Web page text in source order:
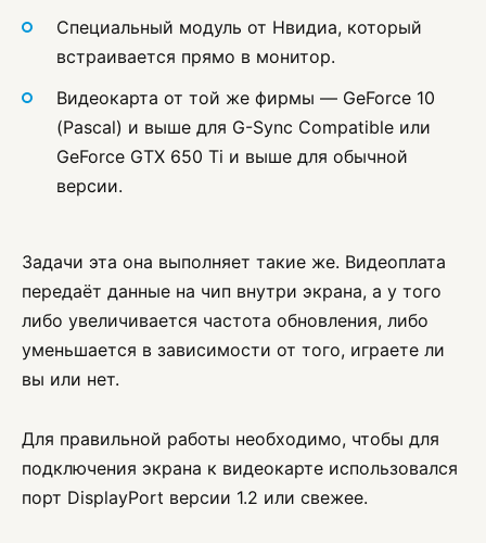
Специальный модуль от Нвидиа, который
встраивается прямо в монитор.
Видеокарта от той же фирмы — GeForce 10
(Pascal) и выше для G-Sync Compatible или
GeForce GTX 650 Ti и выше для обычной
версии.
Задачи эта она выполняет такие же. Видеоплата
передаёт данные на чип внутри экрана, а у того
либо увеличивается частота обновления, либо
уменьшается в зависимости от того, играете ли
вы или нет.
Для правильной работы необходимо, чтобы для
подключения экрана к видеокарте использовался
порт DisplayPort версии 1.2 или свежее.